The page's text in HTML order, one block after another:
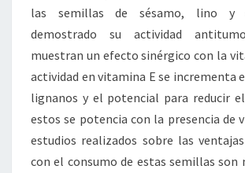
las semillas de sésamo, lino y
demostrado su actividad
muestran un efecto sinérgico con la
actividad en vitamina E se incrementa
lignanos y el potencial para reducir
estos se potencia con la presencia de
estudios realizados sobre las
con el consumo de estas semillas son